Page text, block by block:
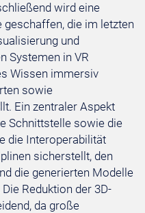
wird eine
geschaffen, die im letzten
und
Systemen in VR
Wissen immersiv
sowie
Ein zentraler Aspekt
Schnittstelle sowie die
die Interoperabilität
sicherstellt, den
die generierten Modelle
Reduktion der 3D-
da große